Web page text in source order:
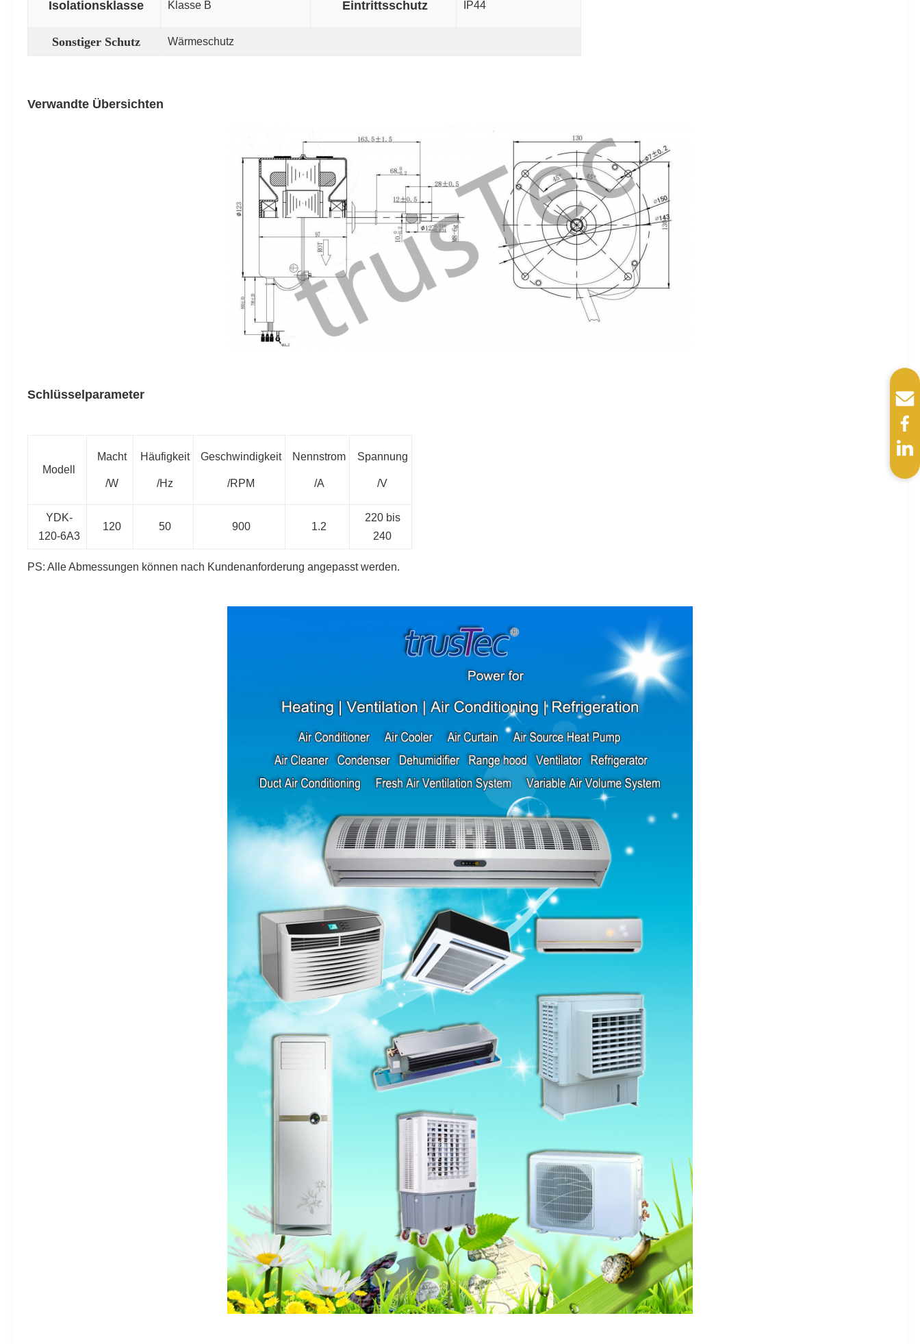
Isolationsklasse Klasse B Eintrittsschutz IP44
Sonstiger Schutz Wärmeschutz
Verwandte Übersichten
Schlüsselparameter
Modell
Macht
/W
Häufigkeit
/Hz
Geschwindigkeit
/RPM
Nennstrom
/A
Spannung
/V
YDK-
120-6A3
120 50 900 1.2
220 bis
240
PS: Alle Abmessungen können nach Kundenanforderung angepasst werden.